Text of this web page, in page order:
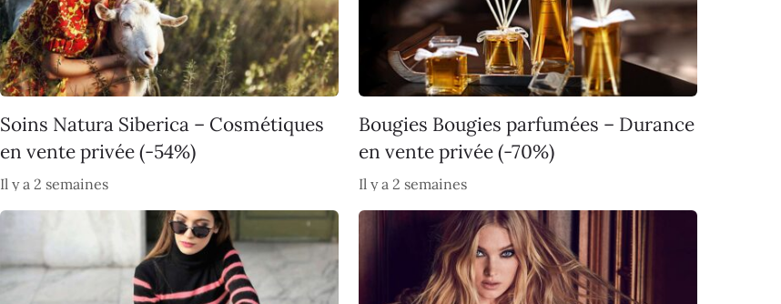
Soins Natura Siberica – Cosmétiques
en vente privée (-54%)
Il y a 2 semaines
Bougies Bougies parfumées – Durance
en vente privée (-70%)
Il y a 2 semaines